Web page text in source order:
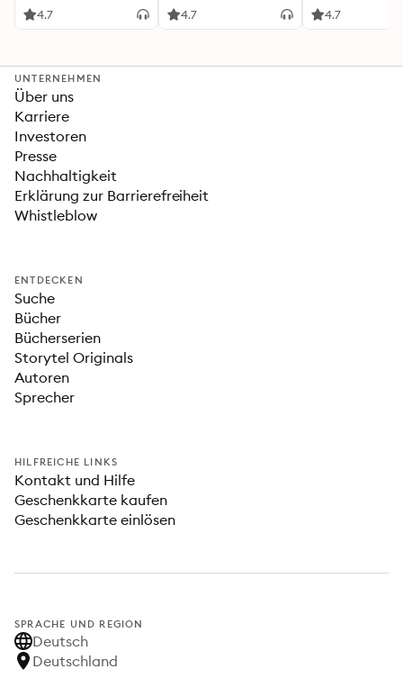
4.7 4.7
heißersehnte
4.7
UNTERNEHMEN
Über uns
Karriere
Investoren
Presse
Nachhaltigkeit
Erklärung zur Barrierefreiheit
Whistleblow
ENTDECKEN
Suche
Bücher
Bücherserien
Storytel Originals
Autoren
Sprecher
HILFREICHE LINKS
Kontakt und Hilfe
Geschenkkarte kaufen
Geschenkkarte einlösen
SPRACHE UND REGION
Deutsch
Deutschland